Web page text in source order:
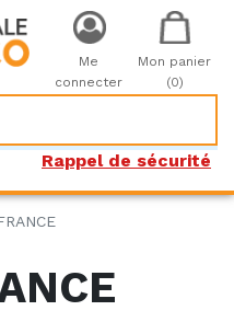
Rappel de sécurité
Me
connecter
Mon panier
(0)